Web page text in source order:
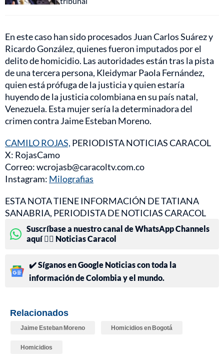
En este caso han sido procesados Juan Carlos Suárez y
Ricardo González, quienes fueron imputados por el
delito de homicidio. Las autoridades están tras la pista
de una tercera persona, Kleidymar Paola Fernández,
quien está prófuga de la justicia y quien estaría
huyendo de la justicia colombiana en su país natal,
Venezuela. Esta mujer sería la determinadora del
crimen contra Jaime Esteban Moreno.
CAMILO ROJAS, PERIODISTA NOTICIAS CARACOL
X: RojasCamo
Correo: wcrojasb@caracoltv.com.co
Instagram: Milografias
ESTA NOTA TIENE INFORMACIÓN DE TATIANA
SANABRIA, PERIODISTA DE NOTICIAS CARACOL
Suscríbase a nuestro canal de WhatsApp Channels
aquí 👉🏻 Noticias Caracol
✔️ Síganos en Google Noticias con toda la
información de Colombia y el mundo.
Relacionados
Jaime Esteban Moreno Homicidios en Bogotá
Homicidios